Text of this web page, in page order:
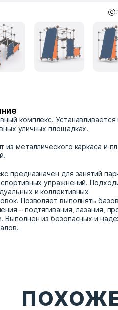
комплекс. Устанавливается
уличных площадках.
из металлического каркаса и
предназначен для занятий
спортивных упражнений.
и коллективных
Позволяет выполнять
– подтягивания, лазания,
Выполнен из безопасных и